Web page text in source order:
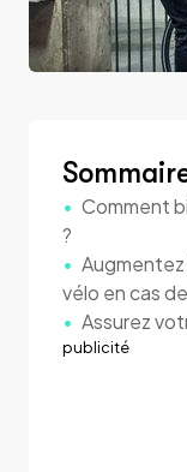
Comment
?
vélo en cas
Assurez
publicité